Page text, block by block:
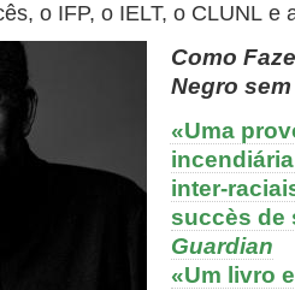
o IFP, o IELT, o CLUNL e
Como
Negro
«Uma
inter-
succès de
Guardian
«Um livro